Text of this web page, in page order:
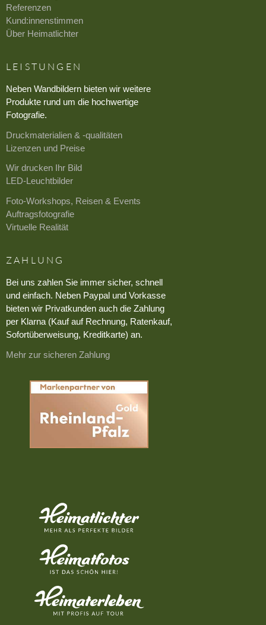
Referenzen
Kund:innenstimmen
Über Heimatlichter
LEISTUNGEN
Neben Wandbildern bieten wir weitere
Produkte rund um die hochwertige
Fotografie.
Druckmaterialien & -qualitäten
Lizenzen und Preise
Wir drucken Ihr Bild
LED-Leuchtbilder
Foto-Workshops, Reisen & Events
Auftragsfotografie
Virtuelle Realität
ZAHLUNG
Bei uns zahlen Sie immer sicher, schnell
und einfach. Neben Paypal und Vorkasse
bieten wir Privatkunden auch die Zahlung
per Klarna (Kauf auf Rechnung, Ratenkauf,
Sofortüberweisung, Kreditkarte) an.
Mehr zur sicheren Zahlung